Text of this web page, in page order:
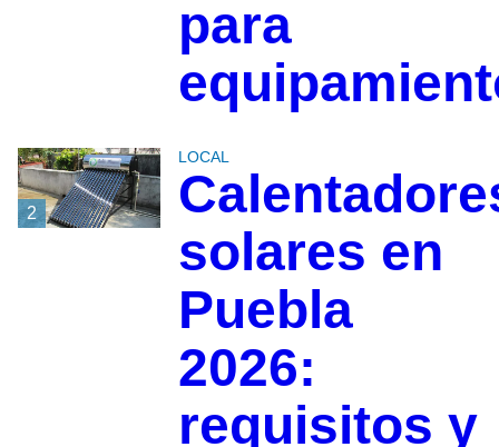
para
2
LOCAL
solares en
Puebla
2026:
requisitos y